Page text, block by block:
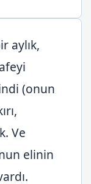
aylık,
(onun
Ve
elinin